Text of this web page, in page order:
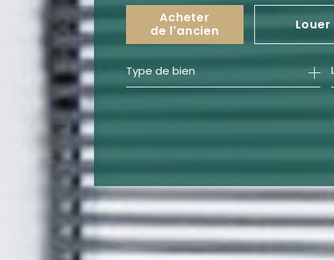
Acheter
de l'ancien
de l'ancien
de l'immo pro
Louer
à l'année
Type de bien